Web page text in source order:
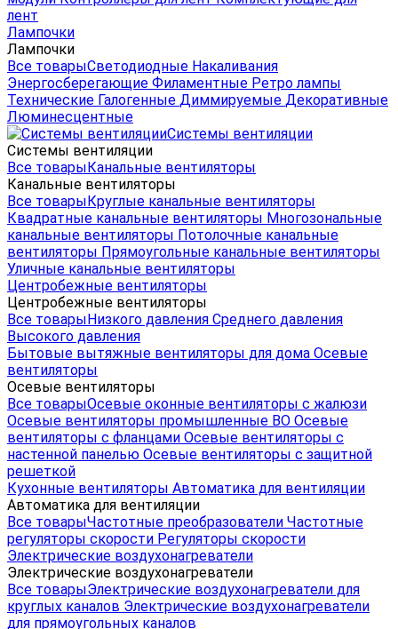
лент
Лампочки
Лампочки
Все товарыСветодиодные Накаливания
Энергосберегающие Филаментные Ретро лампы
Технические Галогенные Диммируемые Декоративные
Люминесцентные
Системы вентиляции
Системы вентиляции
Все товарыКанальные вентиляторы
Канальные вентиляторы
Все товарыКруглые канальные вентиляторы
Квадратные канальные вентиляторы Многозональные
канальные вентиляторы Потолочные канальные
вентиляторы Прямоугольные канальные вентиляторы
Уличные канальные вентиляторы
Центробежные вентиляторы
Центробежные вентиляторы
Все товарыНизкого давления Среднего давления
Высокого давления
Бытовые вытяжные вентиляторы для дома Осевые
вентиляторы
Осевые вентиляторы
Все товарыОсевые оконные вентиляторы с жалюзи
Осевые вентиляторы промышленные ВО Осевые
вентиляторы с фланцами Осевые вентиляторы с
настенной панелью Осевые вентиляторы с защитной
решеткой
Кухонные вентиляторы Автоматика для вентиляции
Автоматика для вентиляции
Все товарыЧастотные преобразователи Частотные
регуляторы скорости Регуляторы скорости
Электрические воздухонагреватели
Электрические воздухонагреватели
Все товарыЭлектрические воздухонагреватели для
круглых каналов Электрические воздухонагреватели
для прямоугольных каналов